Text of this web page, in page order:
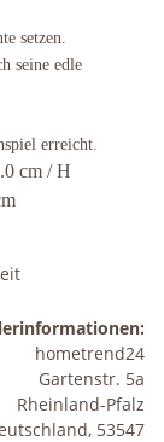
setzen.
seine edle
erreicht.
cm / H
hometrend24
Gartenstr. 5a
Rheinland-Pfalz
53547